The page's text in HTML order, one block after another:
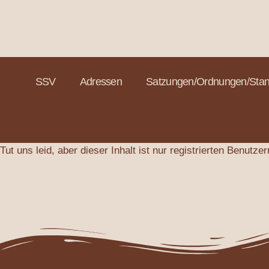
SSV Adressen Satzungen/Ordnungen/
Tut uns leid, aber dieser Inhalt ist nur registrierten